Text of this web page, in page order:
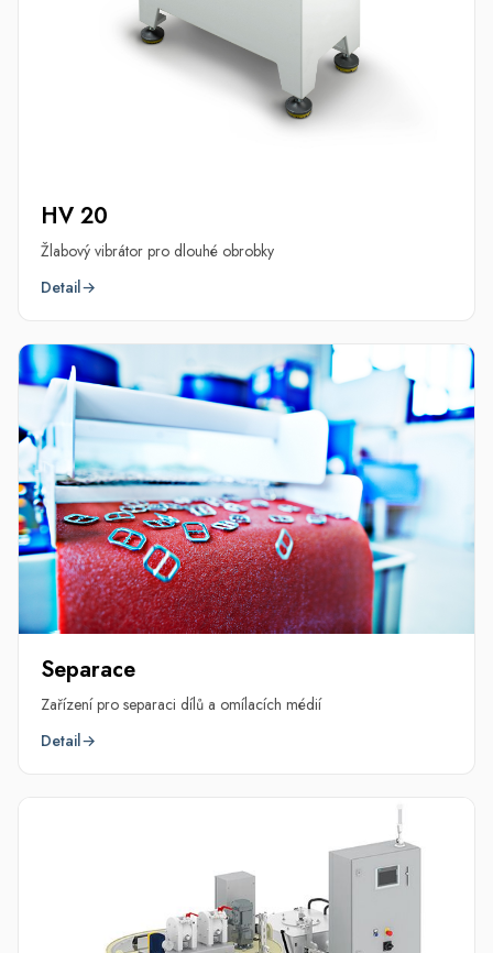
HV 20
Žlabový vibrátor pro dlouhé obrobky
Detail→
Separace
Zařízení pro separaci dílů a omílacích médií
Detail→